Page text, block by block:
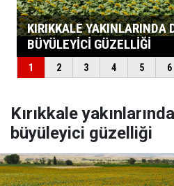
Kırıkkale
büyüleyici güzelliği